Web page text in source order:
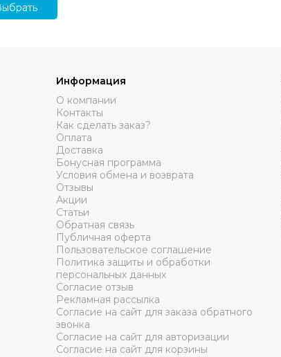
Информация
О компании
Контакты
Как сделать заказ?
Оплата
Доставка
Бонусная программа
Условия обмена и возврата
Отзывы
Акции
Статьи
Обратная связь
Публичная оферта
Пользовательское соглашение
Политика защиты и обработки
персональных данных
Согласие отзыв
Рекламная рассылка
Согласие на сайт для заказа обратного
звонка
Согласие на сайт для авторизации
Согласие на сайт для корзины